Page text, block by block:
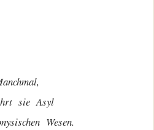
sie Asyl
Wesen.